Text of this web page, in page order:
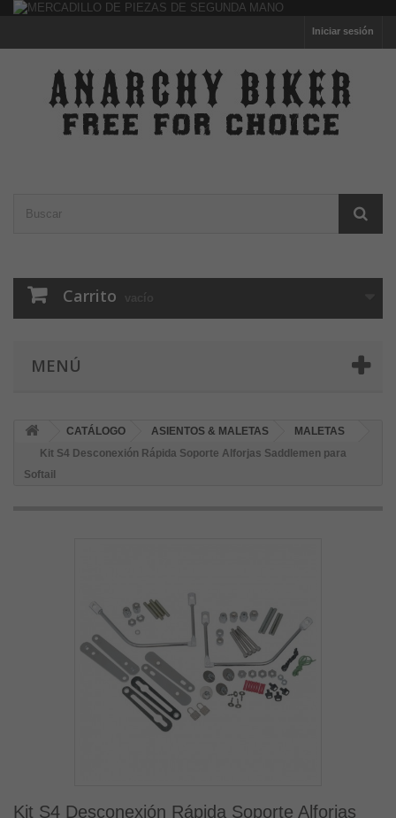
Iniciar sesión
Carrito vacío
MENÚ
CATÁLOGO ASIENTOS & MALETAS
MALETAS
Kit S4 Desconexión Rápida Soporte Alforjas Saddlemen para
Softail
Kit S4 Desconexión Rápida Soporte Alforjas